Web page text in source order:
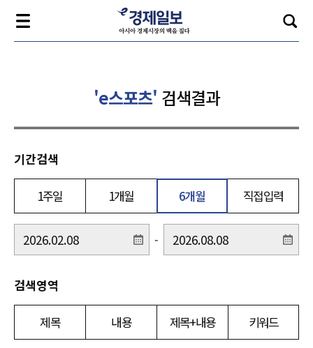
'e스포츠' 검색결과
기간검색
1주일 1개월 6개월 직접입력
-
검색영역
제목 내용 제목+내용 키워드